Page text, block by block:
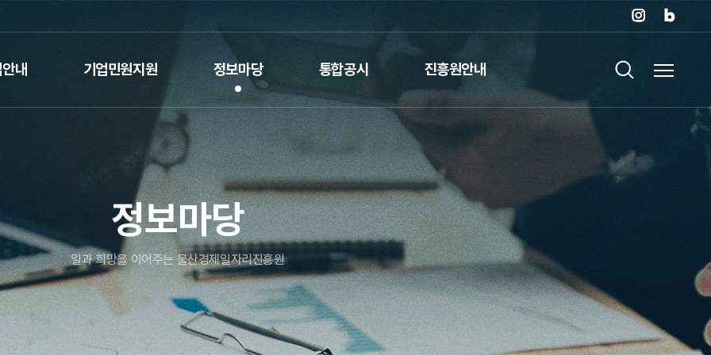
내 기업민원지원 정보마당 통합공시 진흥원안내
정보마당
일과 희망을 이어주는 울산경제일자리진흥원